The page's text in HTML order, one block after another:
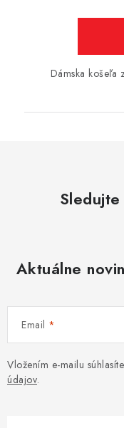
Dámska košeľa
Aktuálne
Email
Vložením e-mailu
údajov.